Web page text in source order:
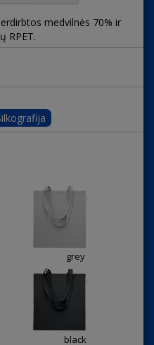
medvilnės 70% ir
RPET.
grey
black